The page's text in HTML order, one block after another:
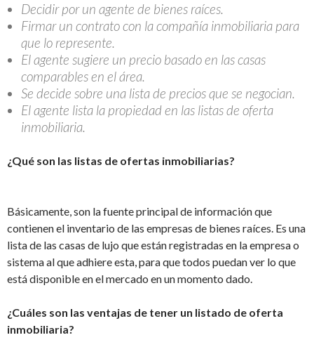
Decidir por un agente de bienes raíces.
Firmar un contrato con la compañía inmobiliaria para
que lo represente.
El agente sugiere un precio basado en las casas
comparables en el área.
Se decide sobre una lista de precios que se negocian.
El agente lista la propiedad en las listas de oferta
inmobiliaria.
¿Qué son las listas de ofertas inmobiliarias?
Básicamente, son la fuente principal de información que
contienen el inventario de las empresas de bienes raíces. Es una
lista de las casas de lujo que están registradas en la empresa o
sistema al que adhiere esta, para que todos puedan ver lo que
está disponible en el mercado en un momento dado.
¿Cuáles son las ventajas de tener un listado de oferta
inmobiliaria?